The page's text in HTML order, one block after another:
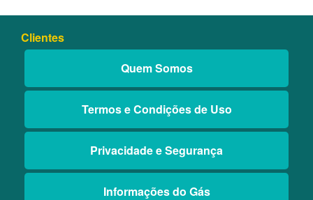
Clientes
Quem Somos
Termos e Condições de Uso
Privacidade e Segurança
Informações do Gás